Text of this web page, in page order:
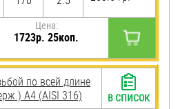
Цена:
1723р. 25коп.
по всей длине
A4 (AISI 316)
В СПИСОК